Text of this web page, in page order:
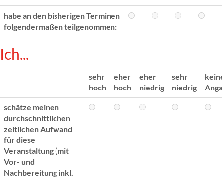
habe an den bisherigen Terminen
folgendermaßen teilgenommen:
Ich...
sehr
hoch
eher
hoch
eher
niedrig
sehr
niedrig
schätze meinen
durchschnittlichen
zeitlichen Aufwand
für diese
Veranstaltung (mit
Vor- und
Nachbereitung inkl.